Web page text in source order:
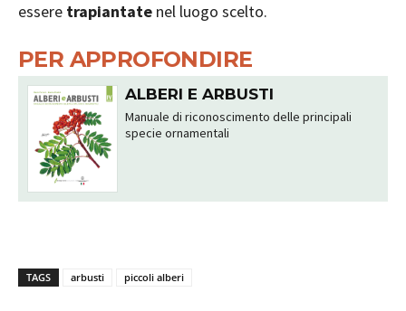
essere trapiantate nel luogo scelto.
PER APPROFONDIRE
ALBERI E ARBUSTI
Manuale di riconoscimento delle principali
specie ornamentali
TAGS arbusti piccoli alberi